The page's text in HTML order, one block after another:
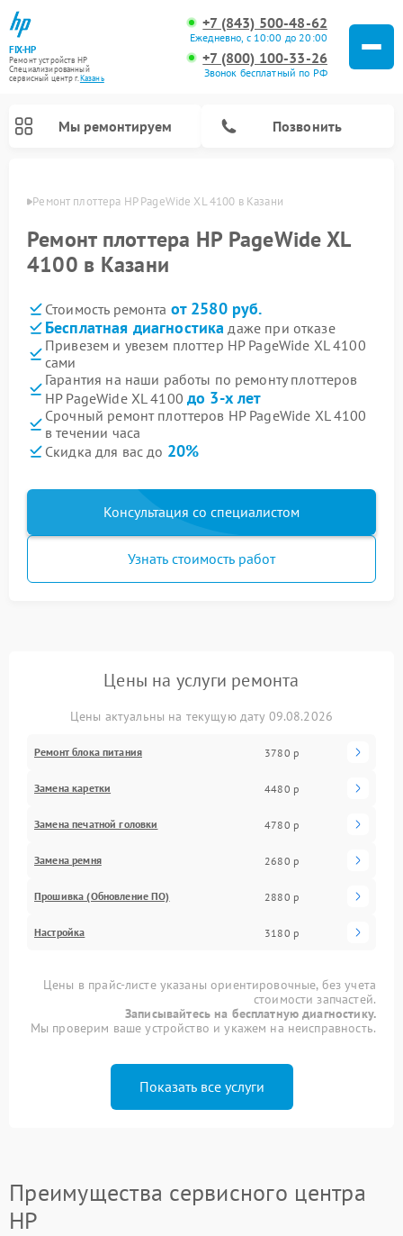
FIX-HP
Ремонт устройств HP
Специализированный
cервисный центр г.Казань
+7 (843) 500-48-62
Ежедневно, с 10:00 до 20:00
+7 (800) 100-33-26
Звонок бесплатный по РФ
Мы ремонтируем Позвонить
Ремонт плоттера HP PageWide XL 4100 в Казани
Ремонт плоттера HP PageWide XL
4100 в Казани
Стоимость ремонта от 2580 руб.
Бесплатная диагностика даже при отказе
Привезем и увезем плоттер HP PageWide XL 4100
сами
Гарантия на наши работы по ремонту плоттеров
HP PageWide XL 4100 до 3-х лет
Срочный ремонт плоттеров HP PageWide XL 4100
в течении часа
Скидка для вас до 20%
Консультация со специалистом
Узнать стоимость работ
Цены на услуги ремонта
Цены актуальны на текущую дату 09.08.2026
Ремонт блока питания 3780 р
Замена каретки 4480 р
Замена печатной головки 4780 р
Замена ремня 2680 р
Прошивка (Обновление ПО) 2880 р
Настройка 3180 р
Цены в прайс-листе указаны ориентировочные, без учета
стоимости запчастей.
Записывайтесь на бесплатную диагностику.
Мы проверим ваше устройство и укажем на неисправность.
Показать все услуги
Преимущества сервисного центра
HP